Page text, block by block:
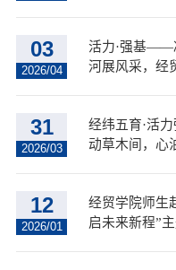
03
2026/04
活力·强基——
河展风采，经
31
2026/03
经纬五育·活
动草木间，心
12
2026/01
经贸学院师生
启未来新程”